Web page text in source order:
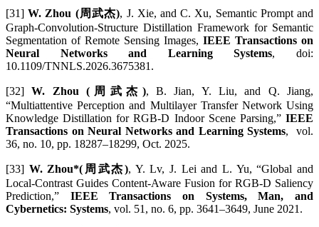
[31]W. Zhou (周武杰), J. Xie, and C. Xu, Semantic Prompt and
Graph-Convolution-Structure Distillation Framework for Semantic
Segmentation of Remote Sensing Images, IEEE Transactions on
Neural Networks and Learning Systems, doi:
10.1109/TNNLS.2026.3675381.
[32]W. Zhou (周武杰), B. Jian, Y. Liu, and Q. Jiang,
“Multiattentive Perception and Multilayer Transfer Network Using
Knowledge Distillation for RGB-D Indoor Scene Parsing,”IEEE
Transactions on Neural Networks and Learning Systems, vol.
36, no. 10, pp. 18287–18299, Oct. 2025.
[33] W. Zhou*(周武杰), Y. Lv, J. Lei and L. Yu, “Global and
Local-Contrast Guides Content-Aware Fusion for RGB-D Saliency
Prediction,” IEEE Transactions on Systems, Man, and
Cybernetics: Systems, vol. 51, no. 6, pp. 3641–3649, June 2021.